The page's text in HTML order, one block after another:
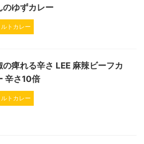
のゆずカレー
トカレー
の痺れる辛さ LEE 麻辣ビーフカ
辛さ10倍
トカレー